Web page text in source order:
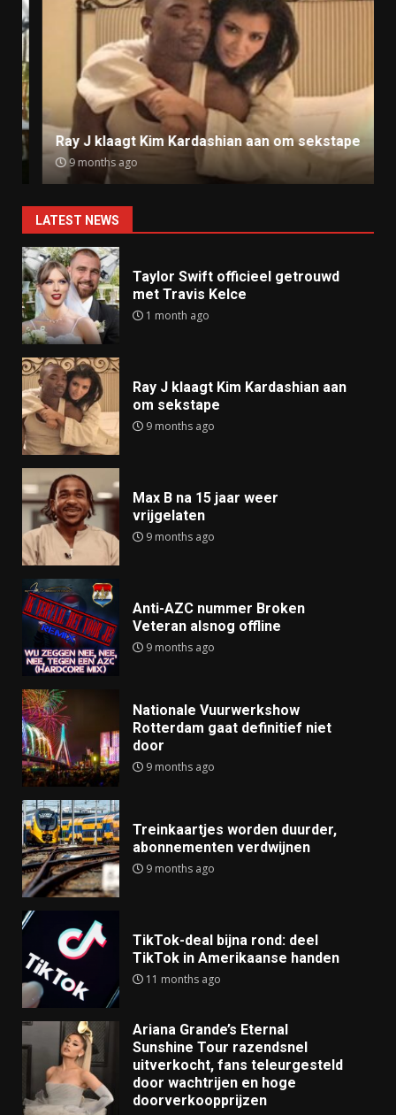
Ray J klaagt Kim Kardashian aan om sekstape
9 months ago
LATEST NEWS
Taylor Swift officieel getrouwd
met Travis Kelce
1 month ago
Ray J klaagt Kim Kardashian aan
om sekstape
9 months ago
Max B na 15 jaar weer
vrijgelaten
9 months ago
Anti-AZC nummer Broken
Veteran alsnog offline
9 months ago
Nationale Vuurwerkshow
Rotterdam gaat definitief niet
door
9 months ago
Treinkaartjes worden duurder,
abonnementen verdwijnen
9 months ago
TikTok-deal bijna rond: deel
TikTok in Amerikaanse handen
11 months ago
Ariana Grande’s Eternal
Sunshine Tour razendsnel
uitverkocht, fans teleurgesteld
door wachtrijen en hoge
doorverkoopprijzen